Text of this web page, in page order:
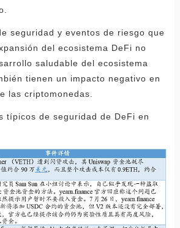
seguridad y eventos de riesgo que
del ecosistema DeFi no
saludable del ecosistema
tienen un impacto negativo en
las criptomonedas.
típicos de seguridad de DeFi en